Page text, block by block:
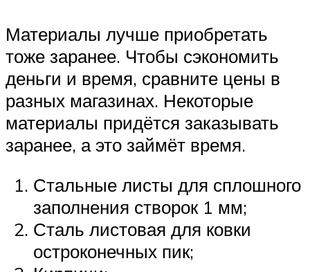
Материалы лучше приобретать
тоже заранее. Чтобы сэкономить
деньги и время, сравните цены в
разных магазинах. Некоторые
материалы придётся заказывать
заранее, а это займёт время.
Стальные листы для сплошного
заполнения створок 1 мм;
Сталь листовая для ковки
остроконечных пик;